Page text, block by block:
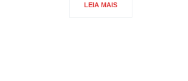
LEIA MAIS